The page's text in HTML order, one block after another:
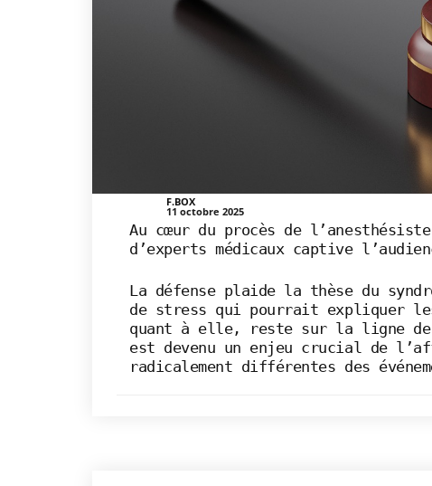
F.BOX
11 octobre 2025
Au cœur du procès de
d’experts médicaux captive
La défense plaide la thèse du
de stress qui pourrait expliquer
quant à elle, reste sur la ligne de
est devenu un enjeu crucial de
radicalement différentes des